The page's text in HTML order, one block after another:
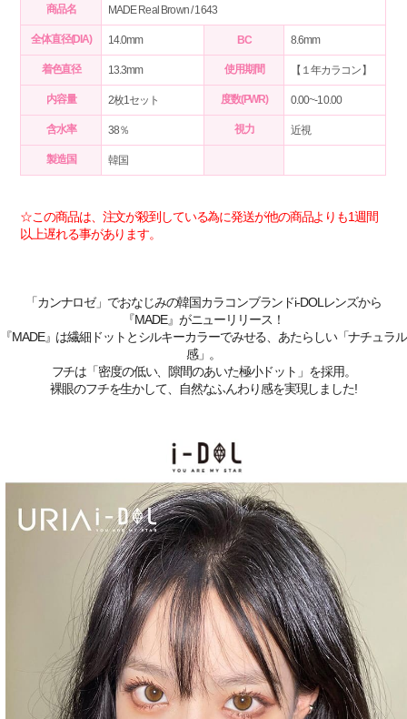
商品名 MADE Real Brown/ 1643
全体直径(DIA) 14.0mm BC 8.6mm
着色直径 13.3mm 使用期間 【１年カラコン】
内容量 2枚1セット 度数(PWR) 0.00~-10.00
含水率 38％ 視力 近視
製造国 韓国
☆この商品は、注文が殺到している為に発送が他の商品よりも1週間
以上遅れる事があります。
「カンナロゼ」でおなじみの韓国カラコンブランドi-DOLレンズから
『MADE』がニューリリース！
『MADE』は繊細ドットとシルキーカラーでみせる、あたらしい「ナチュラル
感」。
フチは「密度の低い、隙間のあいた極小ドット」を採用。
裸眼のフチを生かして、自然なふんわり感を実現しました!